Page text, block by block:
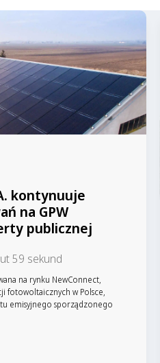
kontynuuje
na GPW
publicznej
59 sekund
na rynku NewConnect,
fotowoltaicznych w Polsce,
emisyjnego sporządzonego